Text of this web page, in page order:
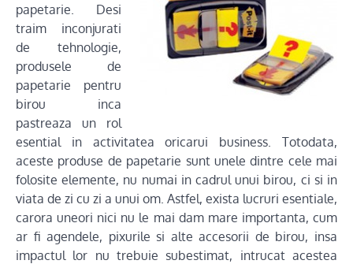
papetarie. Desi
traim inconjurati
de tehnologie,
produsele de
papetarie pentru
birou inca
pastreaza un rol
esential in activitatea oricarui business. Totodata,
aceste produse de papetarie sunt unele dintre cele mai
folosite elemente, nu numai in cadrul unui birou, ci si in
viata de zi cu zi a unui om. Astfel, exista lucruri esentiale,
carora uneori nici nu le mai dam mare importanta, cum
ar fi agendele, pixurile si alte accesorii de birou, insa
impactul lor nu trebuie subestimat, intrucat acestea